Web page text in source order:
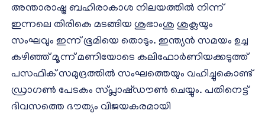
അന്താരാഷ്ട്ര ബഹിരാകാശ നിലയത്തിൽ നിന്ന്
ഇന്നലെ തിരികെ മടങ്ങിയ ശുഭാംശു ശുക്ലയും
സംഘവും ഇന്ന് ഭൂമിയെ തൊടും. ഇന്ത്യൻ സമയം ഉച്ച
കഴിഞ്ഞ് മൂന്ന് മണിയോടെ കലിഫോർണിയക്കടുത്ത്
പസഫിക് സമുദ്രത്തിൽ സംഘത്തെയും വഹിച്ചുകൊണ്ട്
ഡ്രാഗൺ പേടകം സ്പ്ലാഷ്ഡൗൺ ചെയ്യും. പതിനെട്ട്
ദിവസത്തെ ദൗത്യം വിജയകരമായി